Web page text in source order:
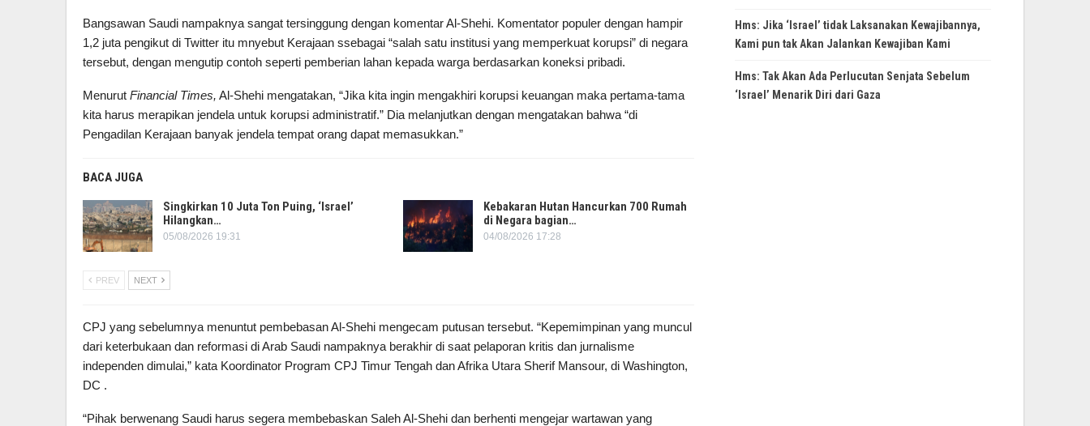
Bangsawan Saudi nampaknya sangat tersinggung dengan komentar Al-Shehi. Komentator populer dengan hampir
1,2 juta pengikut di Twitter itu mnyebut Kerajaan ssebagai “salah satu institusi yang memperkuat korupsi” di negara
tersebut, dengan mengutip contoh seperti pemberian lahan kepada warga berdasarkan koneksi pribadi.
Menurut Financial Times, Al-Shehi mengatakan, “Jika kita ingin mengakhiri korupsi keuangan maka pertama-tama
kita harus merapikan jendela untuk korupsi administratif.” Dia melanjutkan dengan mengatakan bahwa “di
Pengadilan Kerajaan banyak jendela tempat orang dapat memasukkan.”
BACA JUGA
Singkirkan 10 Juta Ton Puing, ‘Israel’
Hilangkan…
05/08/2026 19:31
Kebakaran Hutan Hancurkan 700 Rumah
di Negara bagian…
04/08/2026 17:28
PREV NEXT
CPJ yang sebelumnya menuntut pembebasan Al-Shehi mengecam putusan tersebut. “Kepemimpinan yang muncul
dari keterbukaan dan reformasi di Arab Saudi nampaknya berakhir di saat pelaporan kritis dan jurnalisme
independen dimulai,” kata Koordinator Program CPJ Timur Tengah dan Afrika Utara Sherif Mansour, di Washington,
DC .
“Pihak berwenang Saudi harus segera membebaskan Saleh Al-Shehi dan berhenti mengejar wartawan yang
Hms: Jika ‘Israel’ tidak Laksanakan Kewajibannya,
Kami pun tak Akan Jalankan Kewajiban Kami
Hms: Tak Akan Ada Perlucutan Senjata Sebelum
‘Israel’ Menarik Diri dari Gaza